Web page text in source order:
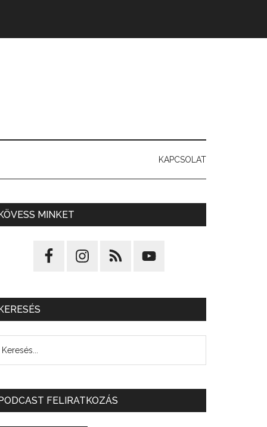
KAPCSOLAT
MINKET
FELIRATKOZÁS